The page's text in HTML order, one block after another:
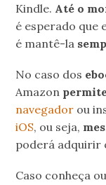
Kindle. Até o
é esperado que
é mantê-la
No caso dos
Amazon
navegador ou
iOS, ou seja,
poderá adquirir
Caso conheça